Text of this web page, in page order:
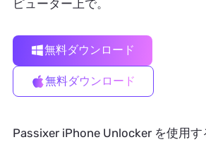
ピューター上で。
無料ダウンロード
無料ダウンロード
Passixer iPhone Unlocker を使用す